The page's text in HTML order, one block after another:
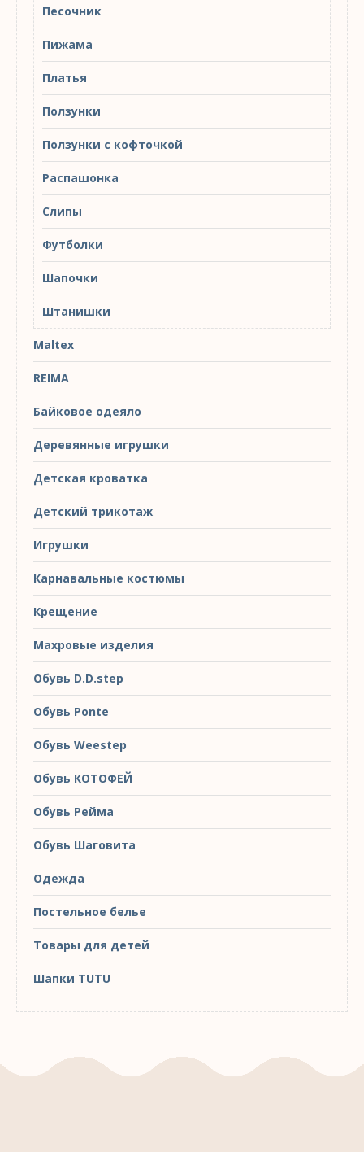
Песочник
Пижама
Платья
Ползунки
Ползунки с кофточкой
Распашонка
Слипы
Футболки
Шапочки
Штанишки
Maltex
REIMA
Байковое одеяло
Деревянные игрушки
Детская кроватка
Детский трикотаж
Игрушки
Карнавальные костюмы
Крещение
Махровые изделия
Обувь D.D.step
Обувь Ponte
Обувь Weestep
Обувь КОТОФЕЙ
Обувь Рейма
Обувь Шаговита
Одежда
Постельное белье
Товары для детей
Шапки TUTU